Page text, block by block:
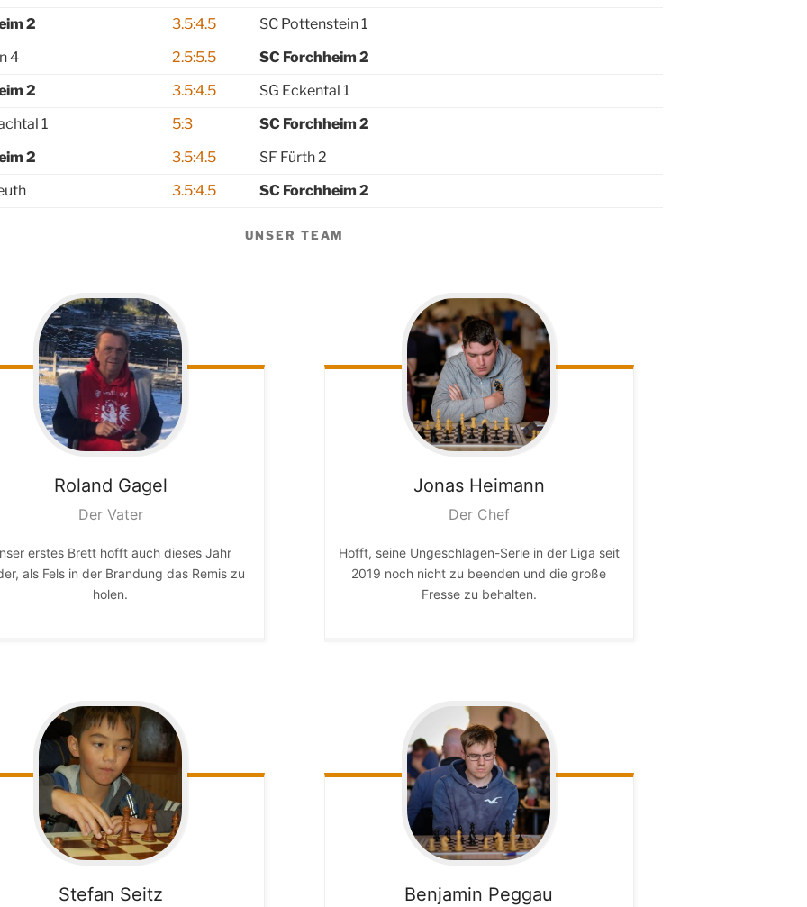
2
3.5:4.5
SC Pottenstein 1
4
2.5:5.5
SC Forchheim 2
2
3.5:4.5
SG Eckental 1
1
5:3
SC Forchheim 2
2
3.5:4.5
SF Fürth 2
3.5:4.5 SC Forchheim 2
UNSER TEAM
Roland Gagel
Der Vater
erstes Brett hofft auch dieses Jahr
als Fels in der Brandung das Remis zu
holen.
Jonas Heimann
Der Chef
Hofft, seine Ungeschlagen-Serie in der Liga seit
2019 noch nicht zu beenden und die große
Fresse zu behalten.
Stefan Seitz Benjamin Peggau